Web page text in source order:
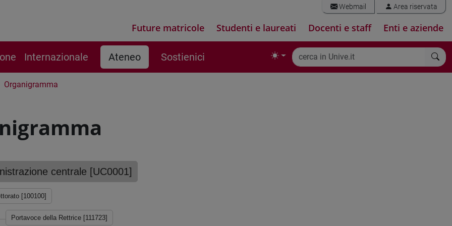
Webmail Area riservata
Future matricole Studenti e laureati Docenti e staff Enti e aziende
Internazionale Ateneo Sostienici
Organigramma
centrale [UC0001]
[100100]
Portavoce della Rettrice [111723]